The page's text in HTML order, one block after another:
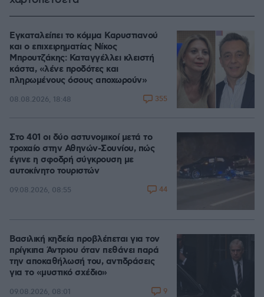
Εγκαταλείπει το κόμμα Καρυστιανού
και ο επιχειρηματίας Νίκος
Μπρουτζάκης: Καταγγέλλει κλειστή
κάστα, «λένε προδότες και
πληρωμένους όσους αποχωρούν»
08.08.2026, 18:48 355
Στο 401 οι δύο αστυνομικοί μετά το
τροχαίο στην Αθηνών-Σουνίου, πώς
έγινε η σφοδρή σύγκρουση με
αυτοκίνητο τουριστών
09.08.2026, 08:55 44
Βασιλική κηδεία προβλέπεται για τον
πρίγκιπα Άντριου όταν πεθάνει παρά
την αποκαθήλωσή του, αντιδράσεις
για το «μυστικό σχέδιο»
09.08.2026, 08:01 9